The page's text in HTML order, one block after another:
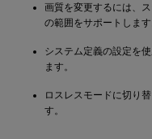
画質を変更するには、
の範囲をサポートします
システム定義の設定を使
ます。
ロスレスモードに切り替
す。